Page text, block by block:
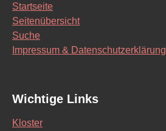
Startseite
Seitenübersicht
Suche
Impressum & Datenschutzerklärung
Wichtige Links
Kloster